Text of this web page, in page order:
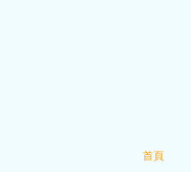
首頁